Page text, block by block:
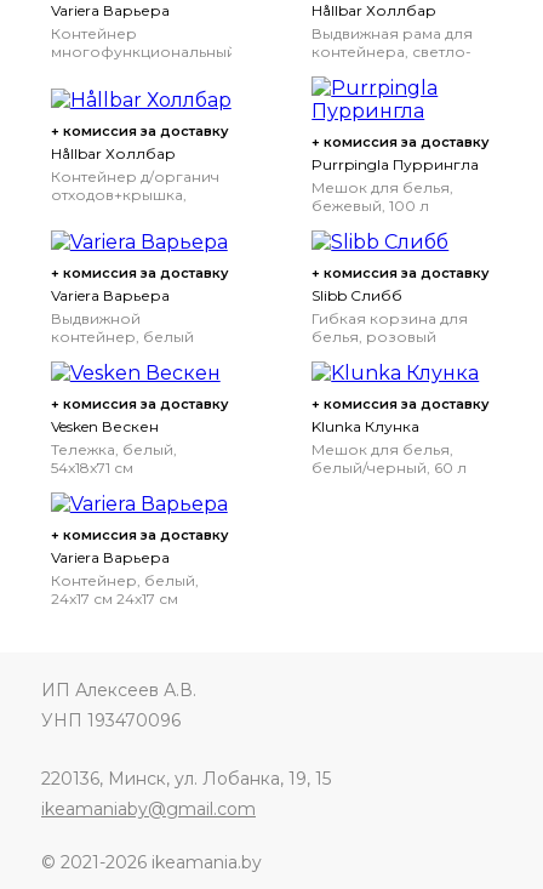
Variera Варьера
Контейнер
многофункциональный,
Hållbar Холлбар
Выдвижная рама для
контейнера, светло-
+ комиссия за доставку
Hållbar Холлбар
Контейнер д/органич
отходов+крышка,
+ комиссия за доставку
Purrpingla Пуррингла
Мешок для белья,
бежевый, 100 л
+ комиссия за доставку
Variera Варьера
Выдвижной
контейнер, белый
+ комиссия за доставку
Slibb Слибб
Гибкая корзина для
белья, розовый
+ комиссия за доставку
Vesken Вескен
Тележка, белый,
54x18x71 см
+ комиссия за доставку
Klunka Клунка
Мешок для белья,
белый/черный, 60 л
+ комиссия за доставку
Variera Варьера
Контейнер, белый,
24x17 см 24x17 см
ИП Алексеев А.В.
УНП 193470096
220136, Минск, ул. Лобанка, 19, 15
ikeamaniaby@gmail.com
© 2021-2026 ikeamania.by